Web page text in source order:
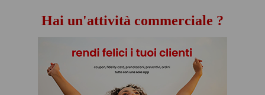
Hai un'attività commerciale ?